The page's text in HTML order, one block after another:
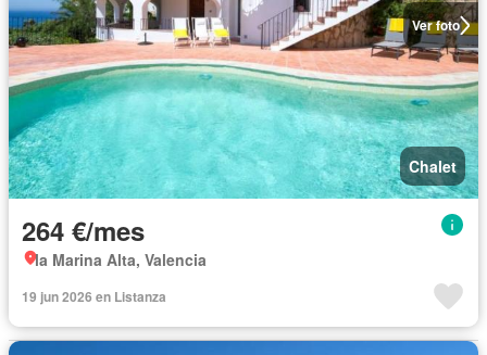
Ver foto
Chalet
264 €/mes
la Marina Alta, Valencia
19 jun 2026 en Listanza